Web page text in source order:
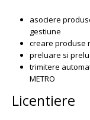
asociere
gestiune
creare produse
preluare si
trimitere
METRO
Licentiere